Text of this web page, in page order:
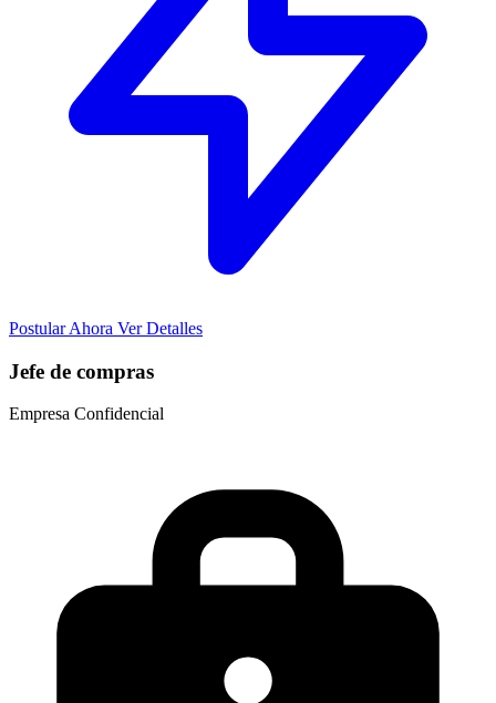
Postular Ahora Ver Detalles
Jefe de compras
Empresa Confidencial